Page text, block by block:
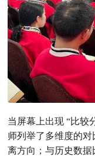
当屏幕上出现 “比较
师列举了多维度的
离方向；与历史数